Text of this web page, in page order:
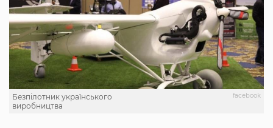
facebook
Безпілотник українського
виробництва